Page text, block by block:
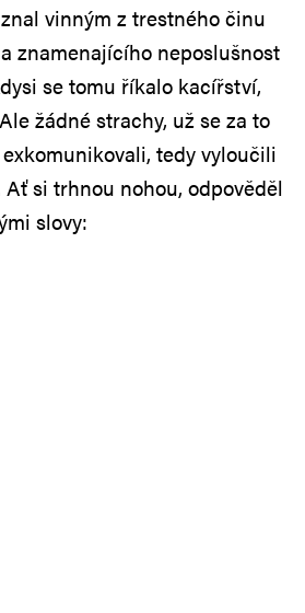
vinným z trestného činu
znamenajícího neposlušnost
se tomu říkalo kacířství,
žádné strachy, už se za to
tedy vyloučili
si trhnou nohou, odpověděl
slovy: